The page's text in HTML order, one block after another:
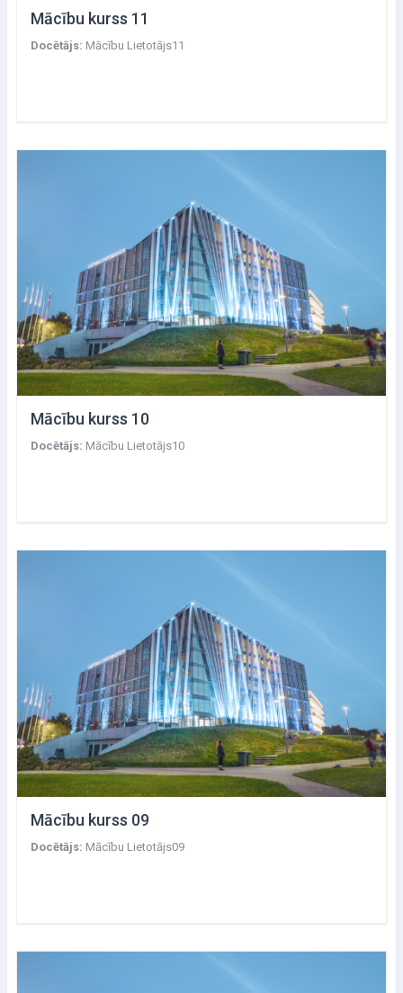
Mācību kurss 11
Docētājs: Mācību Lietotājs11
Mācību kurss 10
Docētājs: Mācību Lietotājs10
Mācību kurss 09
Docētājs: Mācību Lietotājs09